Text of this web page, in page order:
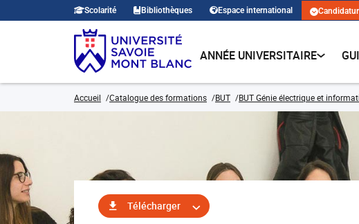
Scolarité Bibliothèques Espace international
ANNÉE UNIVERSITAIRE
Accueil Catalogue des formations BUT BUT Génie électrique et
Télécharger